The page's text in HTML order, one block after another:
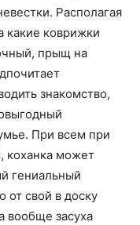
Располагая
какие коврижки
прыщ на
знакомство,
При всем при
коханка может
гениальный
от свой в доску
вообще засуха